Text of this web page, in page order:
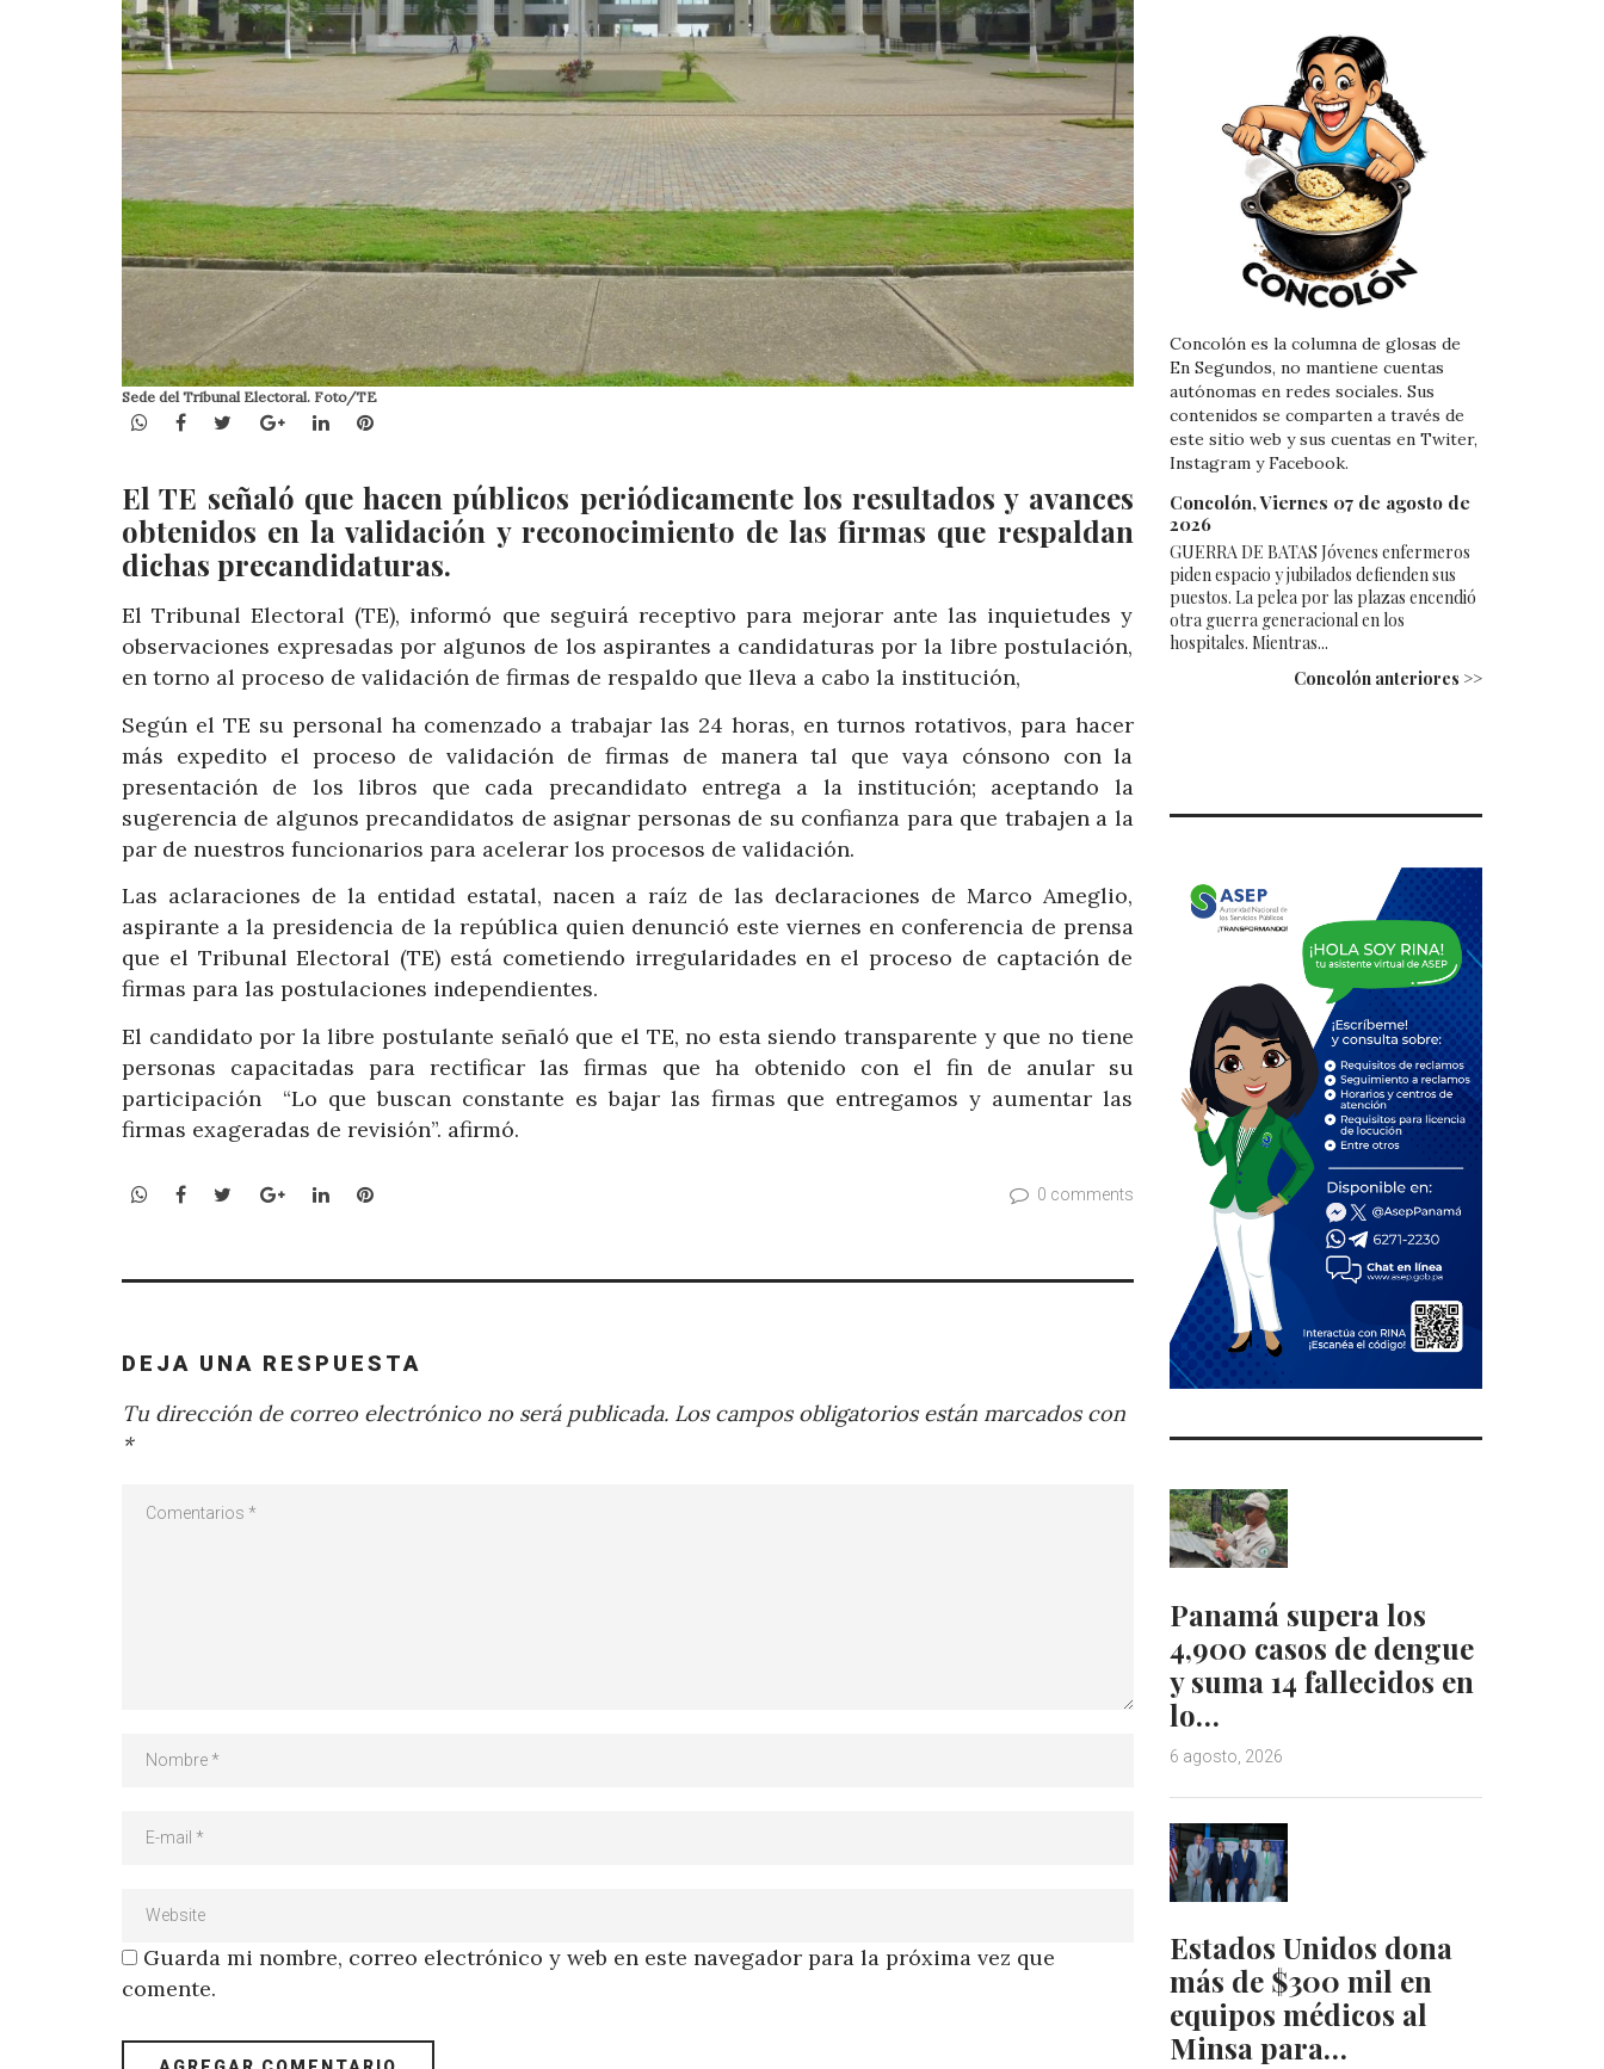
Sede del Tribunal Electoral. Foto/TE
WhatsApp
Facebook
TwitterGoogle+LinkedInPinterest
El TE señaló que hacen públicos periódicamente los resultados y avances
obtenidos en la validación y reconocimiento de las firmas que respaldan
dichas precandidaturas.
El Tribunal Electoral (TE), informó que seguirá receptivo para mejorar ante las inquietudes y
observaciones expresadas por algunos de los aspirantes a candidaturas por la libre postulación,
en torno al proceso de validación de firmas de respaldo que lleva a cabo la institución,
Según el TE su personal ha comenzado a trabajar las 24 horas, en turnos rotativos, para hacer
más expedito el proceso de validación de firmas de manera tal que vaya cónsono con la
presentación de los libros que cada precandidato entrega a la institución; aceptando la
sugerencia de algunos precandidatos de asignar personas de su confianza para que trabajen a la
par de nuestros funcionarios para acelerar los procesos de validación.
Las aclaraciones de la entidad estatal, nacen a raíz de las declaraciones de Marco Ameglio,
aspirante a la presidencia de la república quien denunció este viernes en conferencia de prensa
que el Tribunal Electoral (TE) está cometiendo irregularidades en el proceso de captación de
firmas para las postulaciones independientes.
El candidato por la libre postulante señaló que el TE, no esta siendo transparente y que no tiene
personas capacitadas para rectificar las firmas que ha obtenido con el fin de anular su
participación “Lo que buscan constante es bajar las firmas que entregamos y aumentar las
firmas exageradas de revisión”. afirmó.
WhatsApp
Facebook
TwitterGoogle+LinkedInPinterest 0 comments
DEJA UNA RESPUESTA
Tu dirección de correo electrónico no será publicada. Los campos obligatorios están marcados con
*
Guarda mi nombre, correo electrónico y web en este navegador para la próxima vez que
comente.
Concolón es la columna de glosas de
En Segundos, no mantiene cuentas
autónomas en redes sociales. Sus
contenidos se comparten a través de
este sitio web y sus cuentas en Twiter,
Instagram y Facebook.
Concolón, Viernes 07 de agosto de
2026
GUERRA DE BATAS Jóvenes enfermeros
piden espacio y jubilados defienden sus
puestos. La pelea por las plazas encendió
otra guerra generacional en los
hospitales. Mientras...
Concolón anteriores >>
Panamá supera los
4,900 casos de dengue
y suma 14 fallecidos en
lo…
6 agosto, 2026
Estados Unidos dona
más de $300 mil en
equipos médicos al
Minsa para…